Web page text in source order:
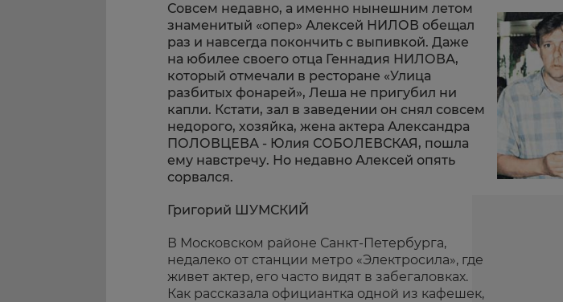
Совсем недавно, а именно нынешним летом
знаменитый «опер» Алексей НИЛОВ обещал
раз и навсегда покончить с выпивкой. Даже
на юбилее своего отца Геннадия НИЛОВА,
который отмечали в ресторане «Улица
разбитых фонарей», Леша не пригубил ни
капли. Кстати, зал в заведении он снял совсем
недорого, хозяйка, жена актера Александра
ПОЛОВЦЕВА - Юлия СОБОЛЕВСКАЯ, пошла
ему навстречу. Но недавно Алексей опять
сорвался.
Григорий ШУМСКИЙ
В Московском районе Санкт-Петербурга,
недалеко от станции метро «Электросила», где
живет актер, его часто видят в забегаловках.
Как рассказала официантка одной из кафешек,